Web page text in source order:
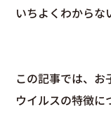
いちよくわからな
この記事では、お
ウイルスの特徴に